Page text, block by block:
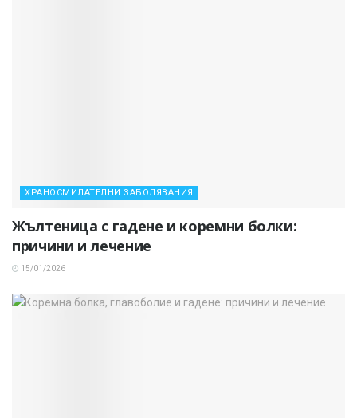
ХРАНОСМИЛАТЕЛНИ ЗАБОЛЯВАНИЯ
Жълтеница с гадене и коремни болки:
причини и лечение
15/01/2026